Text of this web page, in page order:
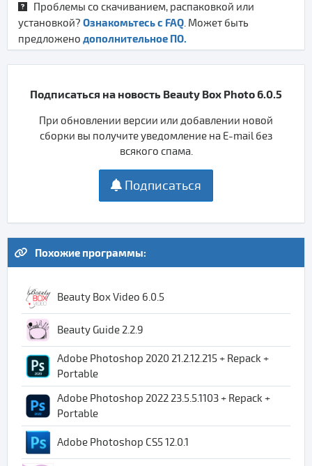
Проблемы со скачиванием, распаковкой или
установкой? Ознакомьтесь с FAQ . Может быть
предложено дополнительное ПО.
Подписаться на новость Beauty Box Photo 6.0.5
При обновлении версии или добавлении новой
сборки вы получите уведомление на E-mail без
всякого спама.
Подписаться
Похожие программы:
Beauty Box Video 6.0.5
Beauty Guide 2.2.9
Adobe Photoshop 2020 21.2.12.215 + Repack +
Portable
Adobe Photoshop 2022 23.5.5.1103 + Repack +
Portable
Adobe Photoshop CS5 12.0.1